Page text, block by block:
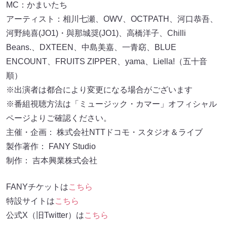
MC：かまいたち
アーティスト：相川七瀬、OWV、OCTPATH、河口恭吾、
河野純喜(JO1)・與那城奨(JO1)、高橋洋子、Chilli
Beans.、DXTEEN、中島美嘉、一青窈、BLUE
ENCOUNT、FRUITS ZIPPER、yama、Liella!（五十音
順）
※出演者は都合により変更になる場合がございます
※番組視聴方法は「ミュージック・カマー」オフィシャル
ページよりご確認ください。
主催・企画： 株式会社NTTドコモ・スタジオ＆ライブ
製作著作： FANY Studio
制作： 吉本興業株式会社
FANYチケットはこちら
特設サイトはこちら
公式X（旧Twitter）はこちら